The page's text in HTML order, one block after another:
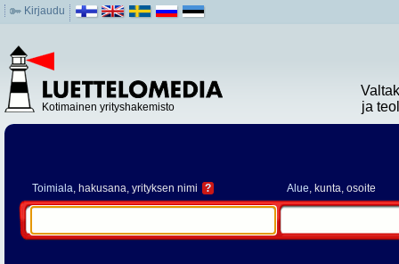
Kirjaudu
Kotimainen yrityshakemisto
ja
Toimiala, hakusana, yrityksen nimi ? Alue, kunta, osoite